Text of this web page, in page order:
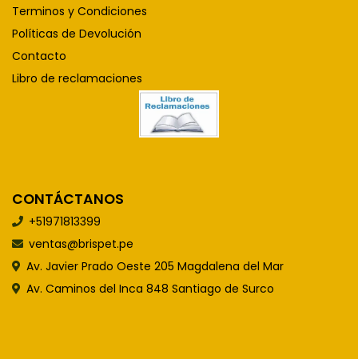
Terminos y Condiciones
Políticas de Devolución
Contacto
Libro de reclamaciones
CONTÁCTANOS
+51971813399
ventas@brispet.pe
Av. Javier Prado Oeste 205 Magdalena del Mar
Av. Caminos del Inca 848 Santiago de Surco